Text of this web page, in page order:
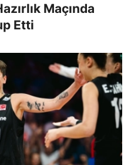
Maçında
Etti